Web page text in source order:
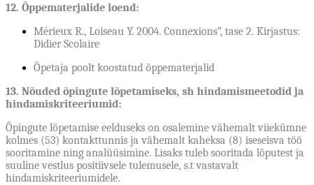
12. Õppematerjalide loend:
Mérieux R., Loiseau Y. 2004. Connexions”, tase 2. Kirjastus:
Didier Scolaire
Õpetaja poolt koostatud õppematerjalid
13. Nõuded õpingute lõpetamiseks, sh hindamismeetodid ja
hindamiskriteeriumid:
Õpingute lõpetamise eelduseks on osalemine vähemalt viiekümne
kolmes (53) kontakttunnis ja vähemalt kaheksa (8) iseseisva töö
sooritamine ning analüüsimine. Lisaks tuleb sooritada lõputest ja
suuline vestlus positiivsele tulemusele, s.t vastavalt
hindamiskriteeriumidele.